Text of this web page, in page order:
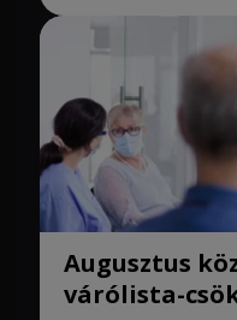
Augusztus
várólista-